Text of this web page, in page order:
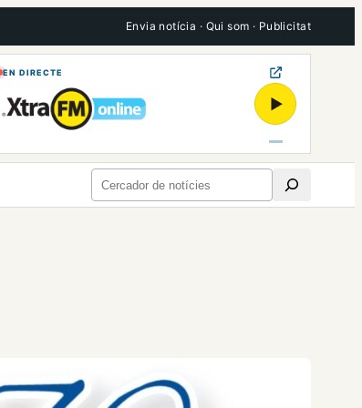
Envia notícia · Qui som · Publicitat
EN DIRECTE
▶
Cerca